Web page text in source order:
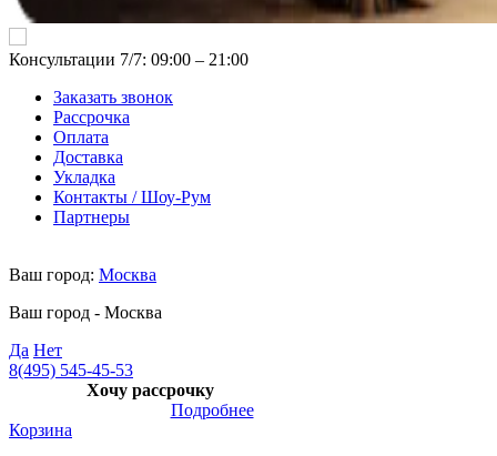
Консультации 7/7: 09:00 ‒ 21:00
Заказать звонок
Рассрочка
Оплата
Доставка
Укладка
Контакты / Шоу-Рум
Партнеры
Ваш город: Москва
Ваш город - Москва
Да Нет
8(495) 545-45-53
Хочу рассрочку
Подробнее
Корзина